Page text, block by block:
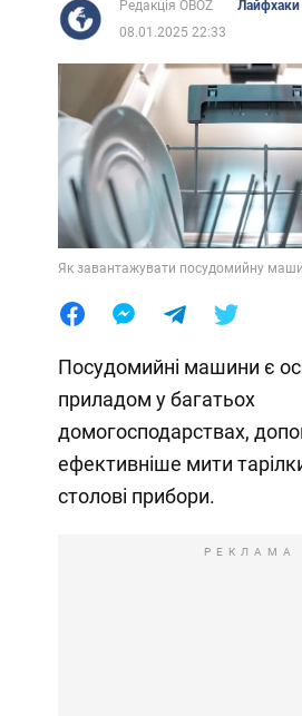
Редакція OBOZ
Лайфхаки
08.01.2025 22:33
Як завантажувати посудомийну
Посудомийні машини є
приладом у багатьох
домогосподарствах,
ефективніше мити
столові прибори.
РЕКЛАМА